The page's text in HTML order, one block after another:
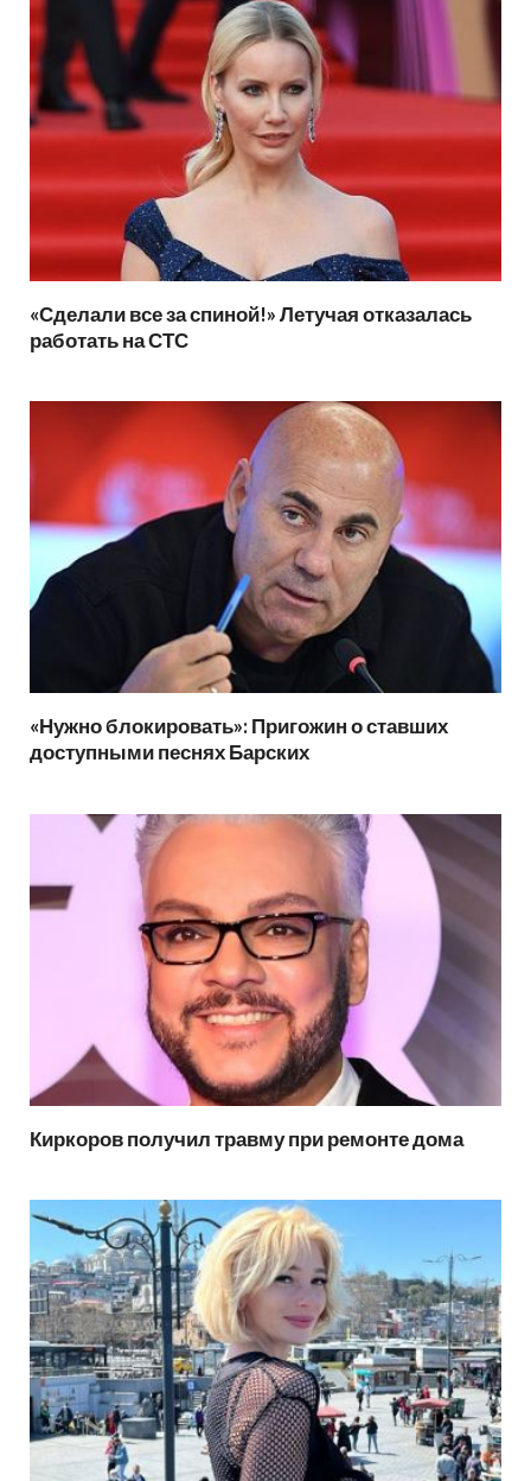
«Сделали все за спиной!» Летучая отказалась
работать на СТС
«Нужно блокировать»: Пригожин о ставших
доступными песнях Барских
Киркоров получил травму при ремонте дома